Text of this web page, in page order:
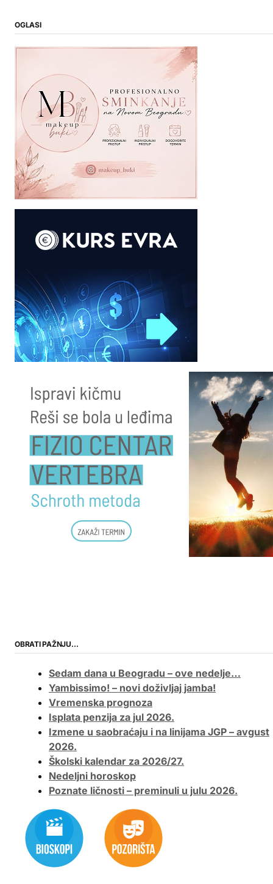
OGLASI
OBRATI PAŽNJU…
Sedam dana u Beogradu – ove nedelje…
Yambissimo! – novi doživljaj jamba!
Vremenska prognoza
Isplata penzija za jul 2026.
Izmene u saobraćaju i na linijama JGP – avgust
2026.
Školski kalendar za 2026/27.
Nedeljni horoskop
Poznate ličnosti – preminuli u julu 2026.